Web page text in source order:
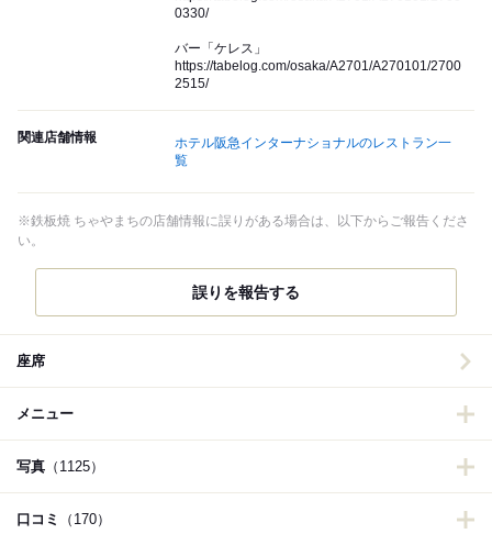
0330/
バー「ケレス」
https://tabelog.com/osaka/A2701/A270101/2700
2515/
関連店舗情報
ホテル阪急インターナショナルのレストラン一
覧
※鉄板焼 ちゃやまちの店舗情報に誤りがある場合は、以下からご報告くださ
い。
誤りを報告する
座席
メニュー
写真 （1125）
口コミ （170）